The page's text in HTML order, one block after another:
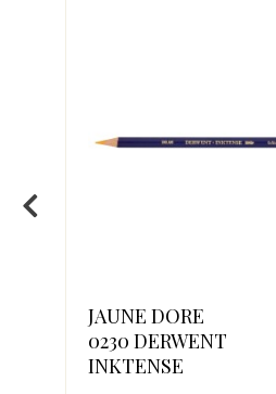
JAUNE DORE
0230 DERWENT
INKTENSE